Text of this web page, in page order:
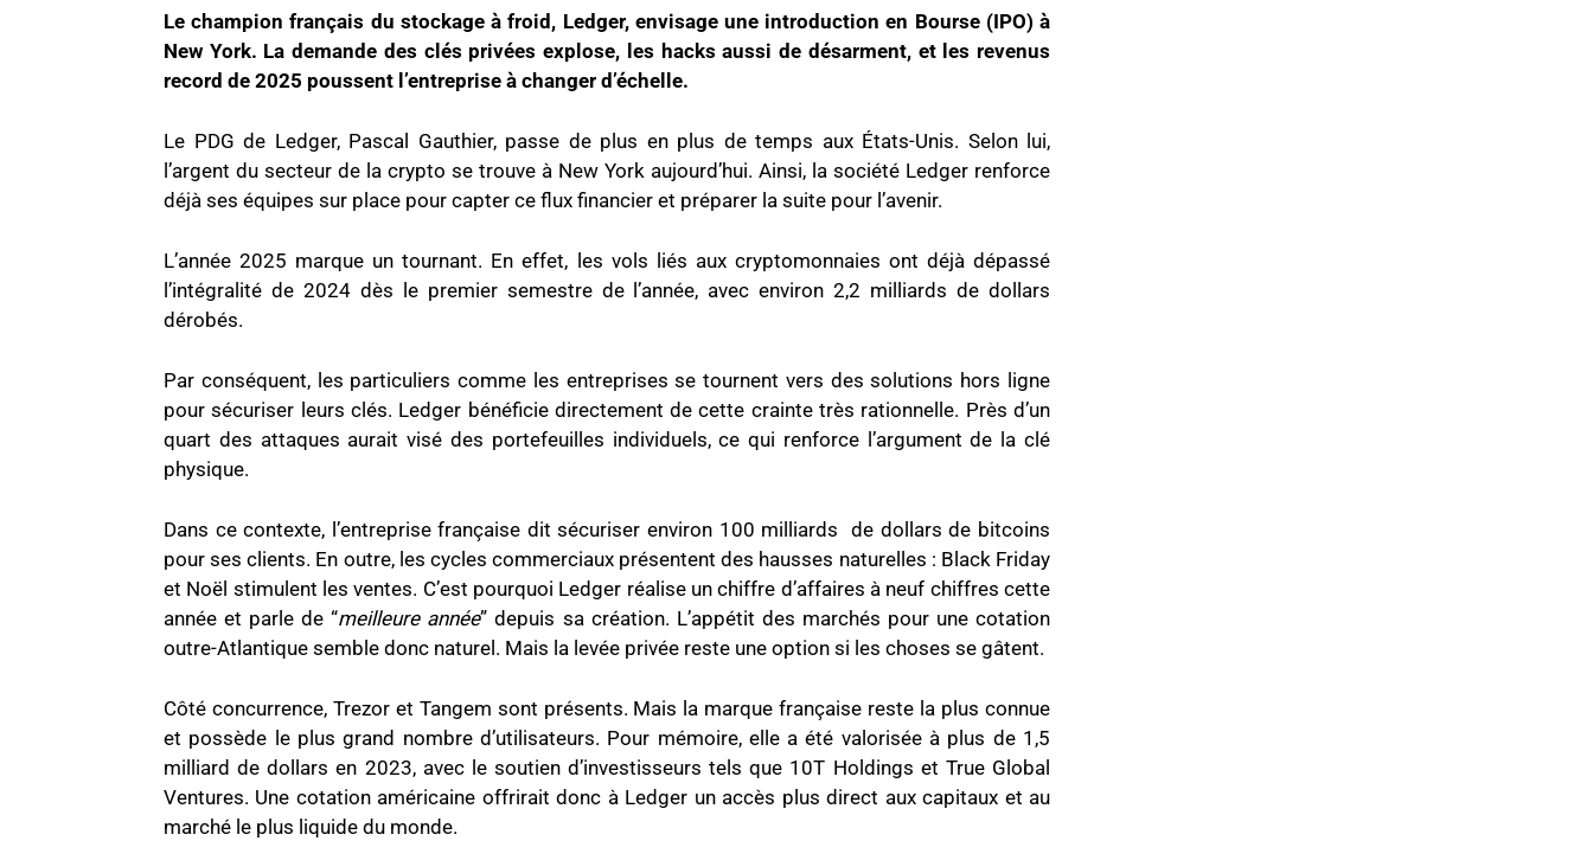
Le champion français du stockage à froid, Ledger, envisage une introduction en Bourse (IPO) à
New York. La demande des clés privées explose, les hacks aussi de désarment, et les revenus
record de 2025 poussent l’entreprise à changer d’échelle.
Le PDG de Ledger, Pascal Gauthier, passe de plus en plus de temps aux États-Unis. Selon lui,
l’argent du secteur de la crypto se trouve à New York aujourd’hui. Ainsi, la société Ledger renforce
déjà ses équipes sur place pour capter ce flux financier et préparer la suite pour l’avenir.
L’année 2025 marque un tournant. En effet, les vols liés aux cryptomonnaies ont déjà dépassé
l’intégralité de 2024 dès le premier semestre de l’année, avec environ 2,2 milliards de dollars
dérobés.
Par conséquent, les particuliers comme les entreprises se tournent vers des solutions hors ligne
pour sécuriser leurs clés. Ledger bénéficie directement de cette crainte très rationnelle. Près d’un
quart des attaques aurait visé des portefeuilles individuels, ce qui renforce l’argument de la clé
physique.
Dans ce contexte, l’entreprise française dit sécuriser environ 100 milliards de dollars de bitcoins
pour ses clients. En outre, les cycles commerciaux présentent des hausses naturelles : Black Friday
et Noël stimulent les ventes. C’est pourquoi Ledger réalise un chiffre d’affaires à neuf chiffres cette
année et parle de “meilleure année” depuis sa création. L’appétit des marchés pour une cotation
outre-Atlantique semble donc naturel. Mais la levée privée reste une option si les choses se gâtent.
Côté concurrence, Trezor et Tangem sont présents. Mais la marque française reste la plus connue
et possède le plus grand nombre d’utilisateurs. Pour mémoire, elle a été valorisée à plus de 1,5
milliard de dollars en 2023, avec le soutien d’investisseurs tels que 10T Holdings et True Global
Ventures. Une cotation américaine offrirait donc à Ledger un accès plus direct aux capitaux et au
marché le plus liquide du monde.